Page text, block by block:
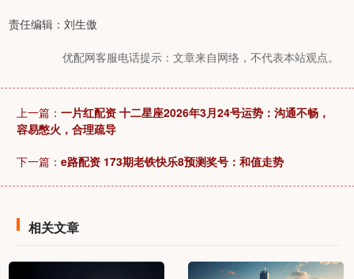
责任编辑：刘生傲
优配网客服电话提示：文章来自网络，不代表本站观点。
上一篇： 一片红配资 十二星座2026年3月24号运势：沟通不畅，
容易憋火，合理疏导
下一篇： e路配资 173期老铁快乐8预测奖号：和值走势
相关文章